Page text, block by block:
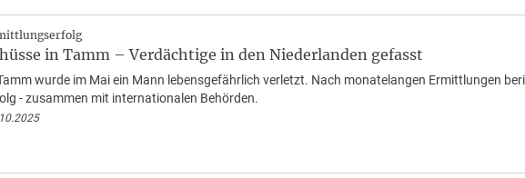
in Tamm – Verdächtige in den Niederlanden gefasst
wurde im Mai ein Mann lebensgefährlich verletzt. Nach monatelangen Ermittlungen
- zusammen mit internationalen Behörden.